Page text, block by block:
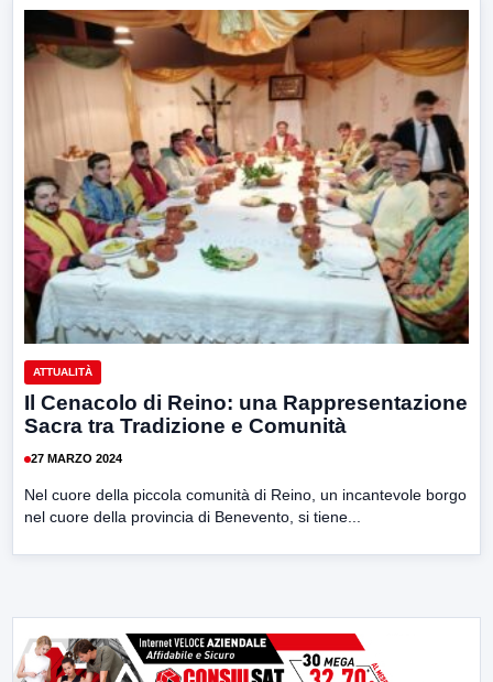
ATTUALITÀ
Il Cenacolo di Reino: una Rappresentazione
Sacra tra Tradizione e Comunità
27 MARZO 2024
Nel cuore della piccola comunità di Reino, un incantevole borgo
nel cuore della provincia di Benevento, si tiene...